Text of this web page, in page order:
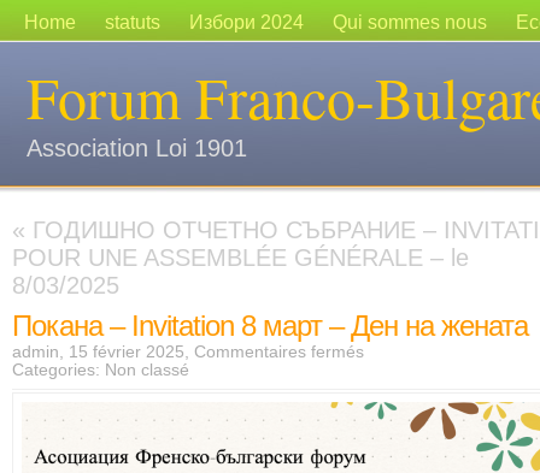
Home statuts Избори 2024 Qui sommes nous
Forum Franco-
Association Loi 1901
« ГОДИШНО ОТЧЕТНО СЪБРАНИЕ –
POUR UNE ASSEMBLÉE GÉNÉRALE – le
8/03/2025
Покана – Invitation 8 март – Ден на жената
admin, 15 février 2025, Commentaires fermés
Categories: Non classé